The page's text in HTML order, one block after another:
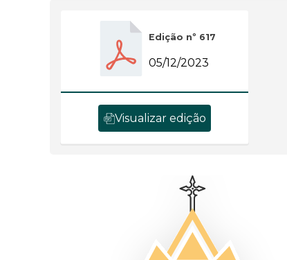
Edição nº 617
05/12/2023
Visualizar edição